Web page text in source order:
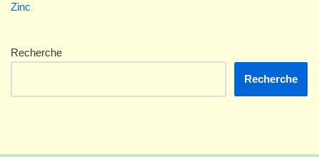
Zinc
Recherche
Recherche